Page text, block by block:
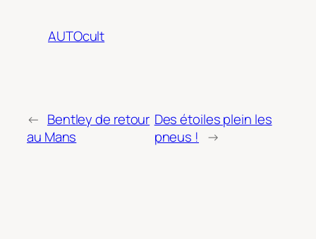
AUTOcult
← Bentley de retour
au Mans
Des étoiles plein les
pneus ! →